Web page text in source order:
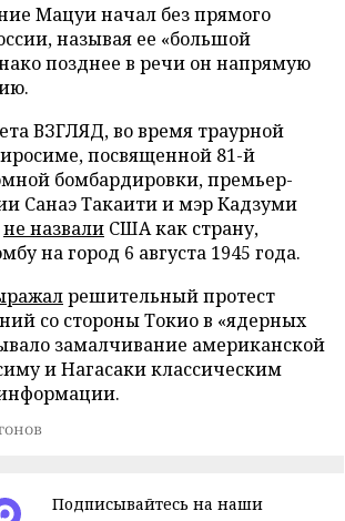
Мацуи начал без прямого
называя ее «большой
позднее в речи он напрямую
ВЗГЛЯД, во время траурной
посвященной 81-й
бомбардировки, премьер-
Санаэ Такаити и мэр Кадзуми
не назвали США как страну,
на город 6 августа 1945 года.
решительный протест
со стороны Токио в «ядерных
замалчивание американской
и Нагасаки классическим
Подписывайтесь на наши